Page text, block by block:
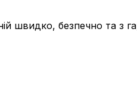
швидко, безпечно та з